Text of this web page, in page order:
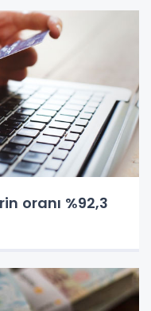
oranı %92,3